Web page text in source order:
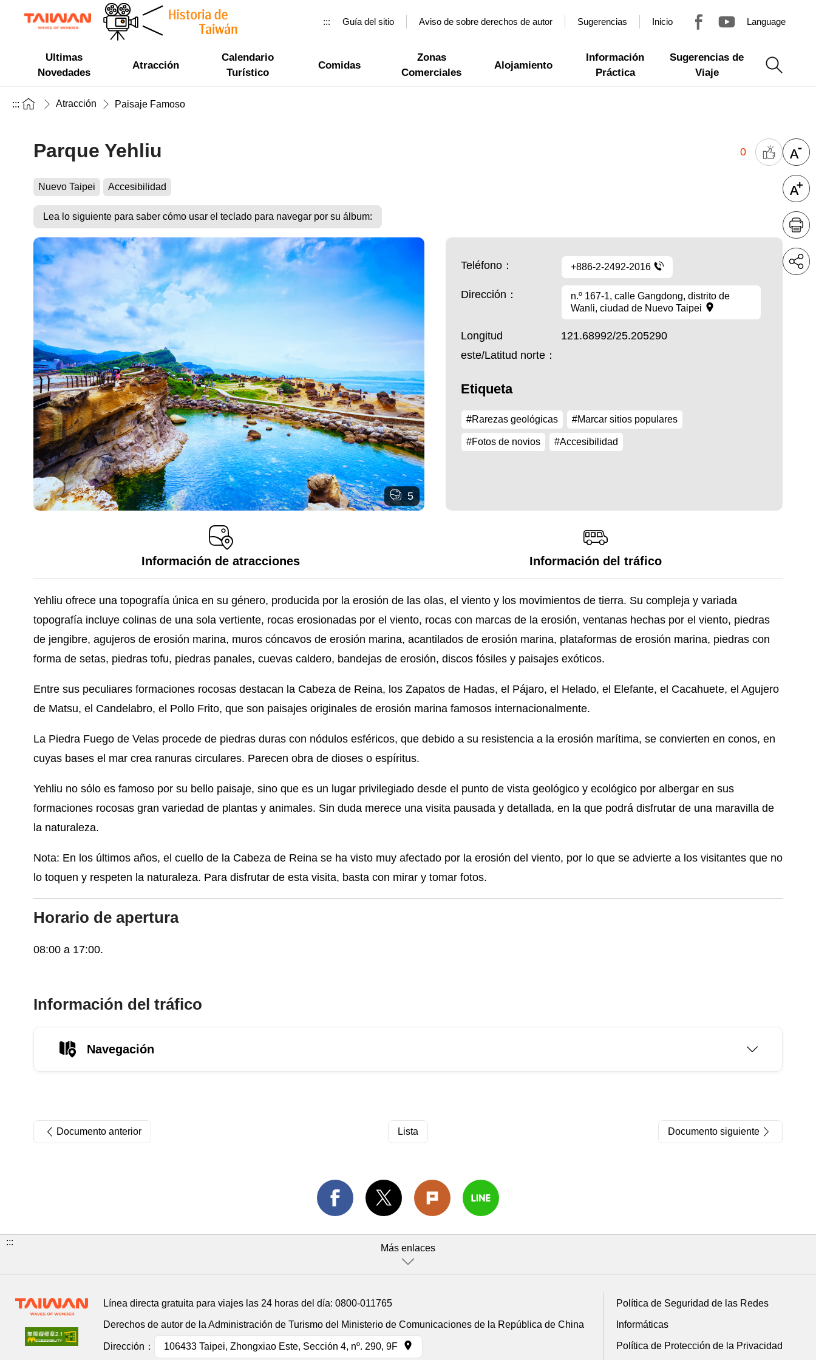
::: Guía del sitio Aviso de sobre derechos de autor Sugerencias Inicio Language
Ultimas
Novedades
Atracción
Calendario
Turístico
Comidas
Zonas
Comerciales
Alojamiento
Información
Práctica
Sugerencias de
Viaje
::: Atracción Paisaje Famoso
Parque Yehliu 0
Nuevo Taipei Accesibilidad
Lea lo siguiente para saber cómo usar el teclado para navegar por su álbum:
5
Teléfono： +886-2-2492-2016
Dirección：
n.º 167-1, calle Gangdong, distrito de
Wanli, ciudad de Nuevo Taipei
Longitud
este/Latitud norte：
121.68992/25.205290
Etiqueta
#Rarezas geológicas #Marcar sitios populares
#Fotos de novios #Accesibilidad
Información de atracciones Información del tráfico
Yehliu ofrece una topografía única en su género, producida por la erosión de las olas, el viento y los movimientos de tierra. Su compleja y variada
topografía incluye colinas de una sola vertiente, rocas erosionadas por el viento, rocas con marcas de la erosión, ventanas hechas por el viento, piedras
de jengibre, agujeros de erosión marina, muros cóncavos de erosión marina, acantilados de erosión marina, plataformas de erosión marina, piedras con
forma de setas, piedras tofu, piedras panales, cuevas caldero, bandejas de erosión, discos fósiles y paisajes exóticos.
Entre sus peculiares formaciones rocosas destacan la Cabeza de Reina, los Zapatos de Hadas, el Pájaro, el Helado, el Elefante, el Cacahuete, el Agujero
de Matsu, el Candelabro, el Pollo Frito, que son paisajes originales de erosión marina famosos internacionalmente.
La Piedra Fuego de Velas procede de piedras duras con nódulos esféricos, que debido a su resistencia a la erosión marítima, se convierten en conos, en
cuyas bases el mar crea ranuras circulares. Parecen obra de dioses o espíritus.
Yehliu no sólo es famoso por su bello paisaje, sino que es un lugar privilegiado desde el punto de vista geológico y ecológico por albergar en sus
formaciones rocosas gran variedad de plantas y animales. Sin duda merece una visita pausada y detallada, en la que podrá disfrutar de una maravilla de
la naturaleza.
Nota: En los últimos años, el cuello de la Cabeza de Reina se ha visto muy afectado por la erosión del viento, por lo que se advierte a los visitantes que no
lo toquen y respeten la naturaleza. Para disfrutar de esta visita, basta con mirar y tomar fotos.
Horario de apertura
08:00 a 17:00.
Información del tráfico
Navegación
Documento anterior Lista Documento siguiente
:::
Más enlaces
Línea directa gratuita para viajes las 24 horas del día: 0800-011765
Derechos de autor de la Administración de Turismo del Ministerio de Comunicaciones de la República de China
Dirección： 106433 Taipei, Zhongxiao Este, Sección 4, nº. 290, 9F
Política de Seguridad de las Redes
Informáticas
Política de Protección de la Privacidad